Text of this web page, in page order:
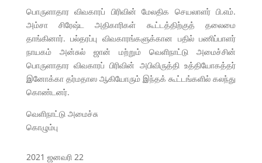
பொருளாதார விவகாரப் பிரிவின் மேலதிக செயலாளர் பி.எம்.
அம்சா சிரேஷ்ட அதிகாரிகள் கூட்டத்திற்குத் தலைமை
தாங்கினார். பல்தரப்பு விவகாரங்களுக்கான பதில் பணிப்பாளர்
நாயகம் அன்சுல் ஜான் மற்றும் வெளிநாட்டு அமைச்சின்
பொருளாதார விவகாரப் பிரிவின் அபிவிருத்தி உத்தியோகத்தர்
இனோக்கா தர்மதாஸ ஆகியோரும் இந்தக் கூட்டங்களில் கலந்து
கொண்டனர்.
வெளிநாட்டு அமைச்சு
கொழும்பு
2021 ஜனவரி 22